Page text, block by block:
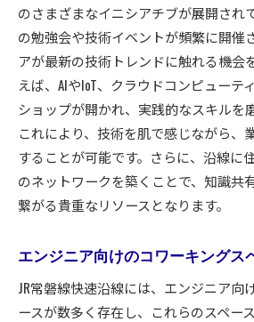
のさまざまなイニシアチブが展開され
の勉強会や技術イベントが頻繁に開催
アが最新の技術トレンドに触れる機会
えば、AIやIoT、クラウドコンピューテ
ショップが開かれ、実践的なスキルを
これにより、技術を肌で感じながら、
することが可能です。さらに、沿線に
のネットワークを築くことで、知識共
繋がる貴重なリソースとなります。
エンジニア向けのコワーキングス
JR常磐線快速沿線には、エンジニア向
ースが数多く存在し、これらのスペー